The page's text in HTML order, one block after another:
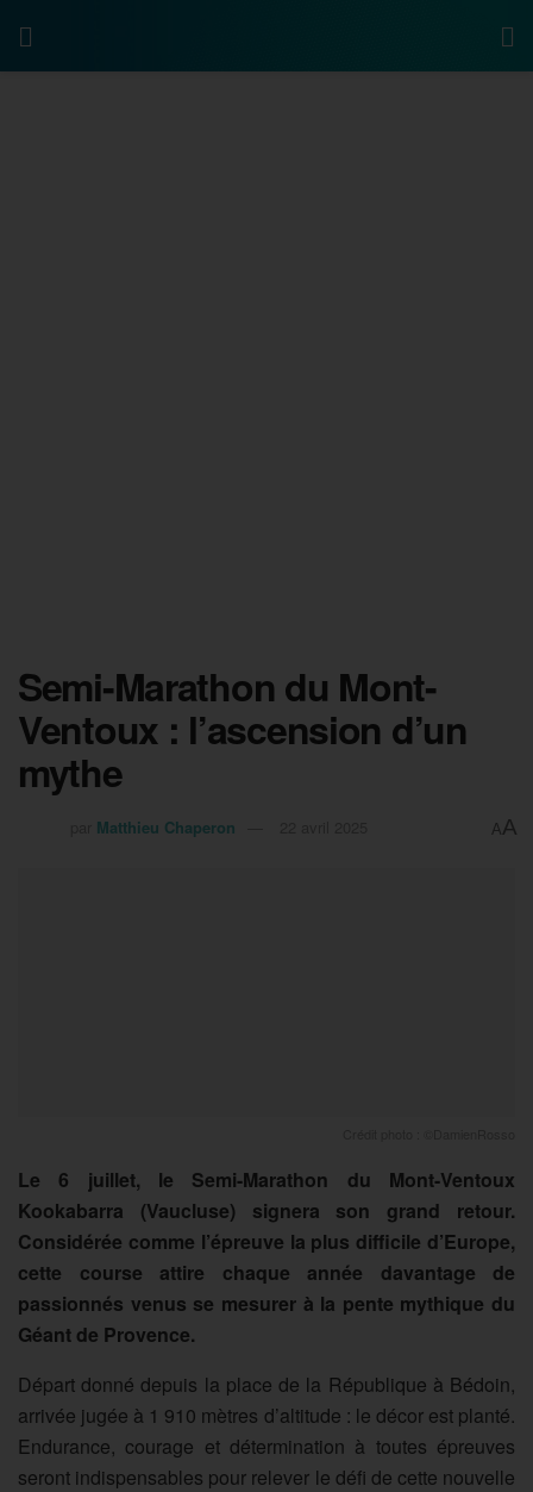
Semi-Marathon du Mont-
Ventoux : l’ascension d’un
mythe
Matthieu Chaperon AA
Le 6 juillet, le Semi-Marathon du Mont-Ventoux
Kookabarra (Vaucluse) signera son grand retour.
Considérée comme l’épreuve la plus difficile d’Europe,
cette course attire chaque année davantage de
passionnés venus se mesurer à la pente mythique du
Géant de Provence.
Départ donné depuis la place de la République à Bédoin,
arrivée jugée à 1 910 mètres d’altitude : le décor est planté.
Endurance, courage et détermination à toutes épreuves
seront indispensables pour relever le défi de cette nouvelle